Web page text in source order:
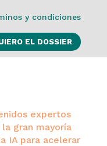
y condiciones
expertos
gran mayoría
IA para acelerar